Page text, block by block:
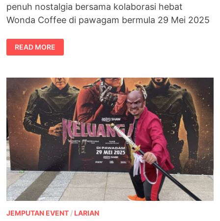
penuh nostalgia bersama kolaborasi hebat
Wonda Coffee di pawagam bermula 29 Mei 2025
KELUANG
MAN
KEMBALI:
MALAYSIA
YANG
DINANTI-
NANTIKAN!
READ MORE
JEMPUTAN EVENT / LARIAN